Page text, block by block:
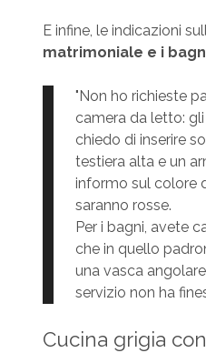
E infine, le indicazioni
matrimoniale e i
"Non ho richieste
camera da letto:
chiedo di inserire
testiera alta e un
informo sul colore
saranno rosse.
Per i bagni, avete
che in quello
una vasca
servizio non ha
Cucina grigia